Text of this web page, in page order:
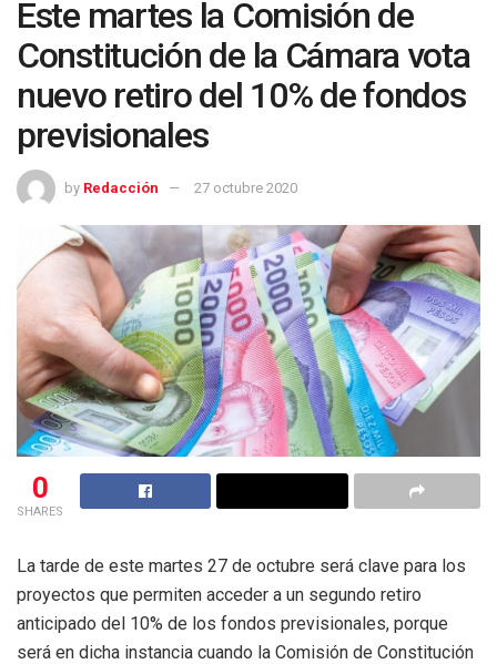
Este martes la Comisión de
Constitución de la Cámara vota
nuevo retiro del 10% de fondos
previsionales
by Redacción 27 octubre 2020
0
SHARES
La tarde de este martes 27 de octubre será clave para los
proyectos que permiten acceder a un segundo retiro
anticipado del 10% de los fondos previsionales, porque
será en dicha instancia cuando la Comisión de Constitución